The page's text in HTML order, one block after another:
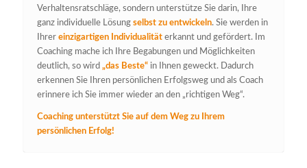
Verhaltensratschläge, sondern unterstütze Sie darin, Ihre
ganz individuelle Lösung selbst zu entwickeln. Sie werden in
Ihrer einzigartigen Individualitäterkannt und gefördert. Im
Coaching mache ich Ihre Begabungen und Möglichkeiten
deutlich, so wird „das Beste“in Ihnen geweckt. Dadurch
erkennen Sie Ihren persönlichen Erfolgsweg und als Coach
erinnere ich Sie immer wieder an den „richtigen Weg“.
Coaching unterstützt Sie auf dem Weg zu Ihrem
persönlichen Erfolg!